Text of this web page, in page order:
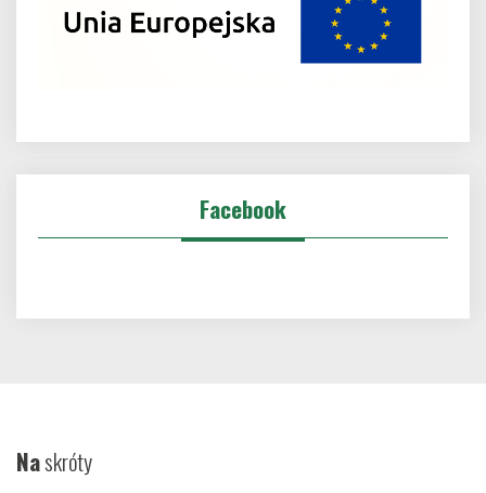
Facebook
Naskróty